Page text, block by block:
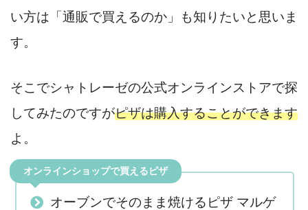
い方は「通販で買えるのか」も知りたいと思いま
す。
そこでシャトレーゼの公式オンラインストアで探
してみたのですがピザは購入することができます
よ。
オンラインショップで買えるピザ
オーブンでそのまま焼けるピザ マルゲ